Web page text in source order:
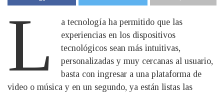
L
a tecnología ha permitido que las
experiencias en los dispositivos
tecnológicos sean más intuitivas,
personalizadas y muy cercanas al usuario,
basta con ingresar a una plataforma de
video o música y en un segundo, ya están listas las